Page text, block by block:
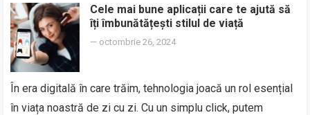
Cele mai bune aplicații care te ajută să
îți îmbunătățești stilul de viață
— octombrie 26, 2024
În era digitală în care trăim, tehnologia joacă un rol esențial
în viața noastră de zi cu zi. Cu un simplu click, putem